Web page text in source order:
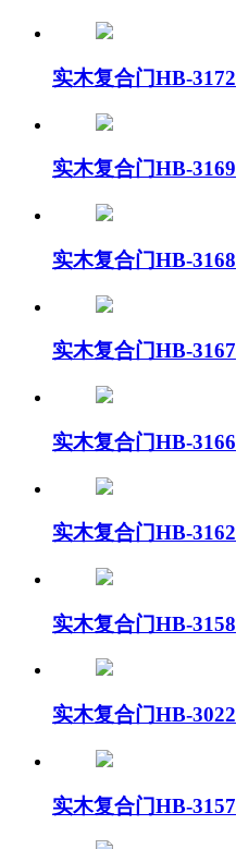
实木复合门HB-3172
实木复合门HB-3169
实木复合门HB-3168
实木复合门HB-3167
实木复合门HB-3166
实木复合门HB-3162
实木复合门HB-3158
实木复合门HB-3022
实木复合门HB-3157